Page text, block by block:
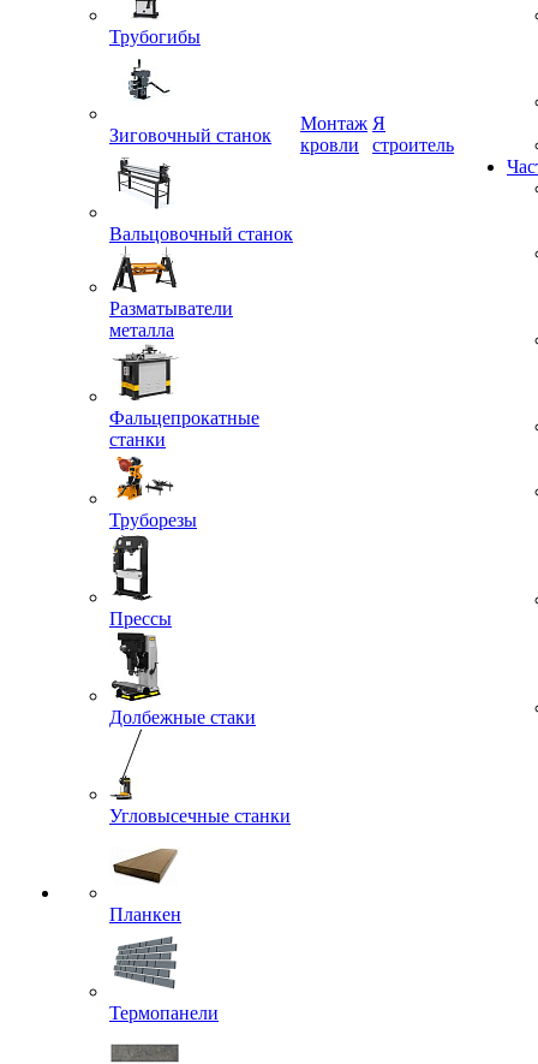
Трубогибы
Зиговочный станок
Вальцовочный станок
Разматыватели
металла
Фальцепрокатные
станки
Труборезы
Прессы
Долбежные стаки
Угловысечные станки
Планкен
Термопанели
Монтаж
кровли
Я
строитель